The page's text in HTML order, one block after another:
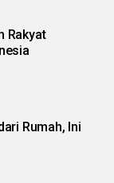
Rakyat
Rumah, Ini